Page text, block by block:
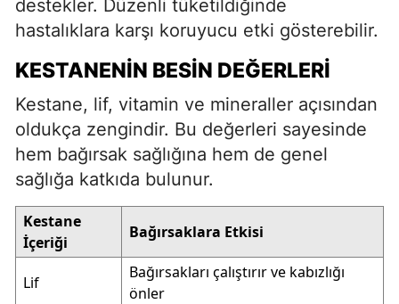
destekler. Düzenli tüketildiğinde
hastalıklara karşı koruyucu etki gösterebilir.
KESTANENIN BESIN DEĞERLERI
Kestane, lif, vitamin ve mineraller açısından
oldukça zengindir. Bu değerleri sayesinde
hem bağırsak sağlığına hem de genel
sağlığa katkıda bulunur.
Kestane
İçeriği
Bağırsaklara Etkisi
Lif
Bağırsakları çalıştırır ve kabızlığı
önler